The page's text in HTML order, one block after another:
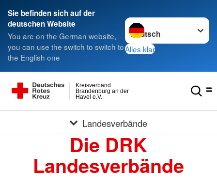
Sie befinden sich auf der
deutschen Website
You are on the German website,
you can use the switch to switch to
the English one
Sprache wechseln zu
Alles klar
Havel e.V.
Brandenburg an der
Kreisverband
Landesverbände
Die DRK
Landesverbände